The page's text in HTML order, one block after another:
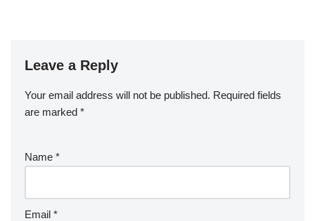
Leave a Reply
Your email address will not be published. Required fields
are marked *
Name *
Email *